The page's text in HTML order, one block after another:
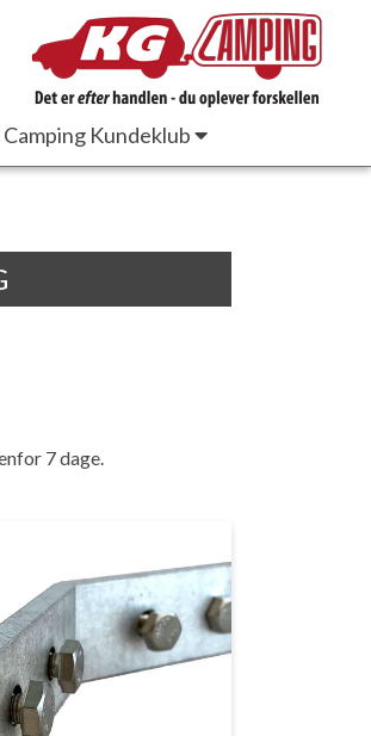
Camping Kundeklub
7 dage.